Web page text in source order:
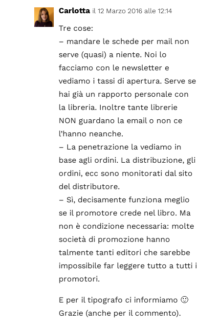
Carlotta il 12 Marzo 2016 alle 12:14
Tre cose:
– mandare le schede per mail non
serve (quasi) a niente. Noi lo
facciamo con le newsletter e
vediamo i tassi di apertura. Serve se
hai già un rapporto personale con
la libreria. Inoltre tante librerie
NON guardano la email o non ce
l’hanno neanche.
– La penetrazione la vediamo in
base agli ordini. La distribuzione, gli
ordini, ecc sono monitorati dal sito
del distributore.
– Sì, decisamente funziona meglio
se il promotore crede nel libro. Ma
non è condizione necessaria: molte
società di promozione hanno
talmente tanti editori che sarebbe
impossibile far leggere tutto a tutti i
promotori.
E per il tipografo ci informiamo 🙂
Grazie (anche per il commento).